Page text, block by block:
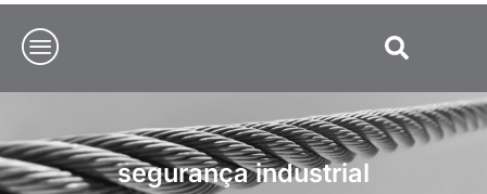
segurança industrial